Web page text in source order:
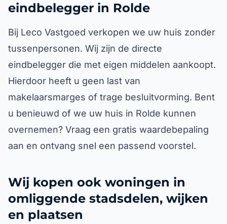
eindbelegger in Rolde
Bij Leco Vastgoed verkopen we uw huis zonder
tussenpersonen. Wij zijn de directe
eindbelegger die met eigen middelen aankoopt.
Hierdoor heeft u geen last van
makelaarsmarges of trage besluitvorming. Bent
u benieuwd of we uw huis in Rolde kunnen
overnemen? Vraag een gratis waardebepaling
aan en ontvang snel een passend voorstel.
Wij kopen ook woningen in
omliggende stadsdelen, wijken
en plaatsen